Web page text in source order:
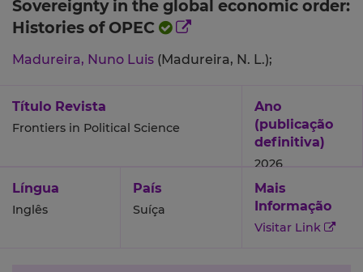
Sovereignty in the global economic order:
Histories of OPEC
Madureira, Nuno Luis (Madureira, N. L.);
Título Revista
Frontiers in Political Science
Ano
(publicação
definitiva)
2026
Língua
Inglês
País
Suíça
Mais
Informação
Visitar Link